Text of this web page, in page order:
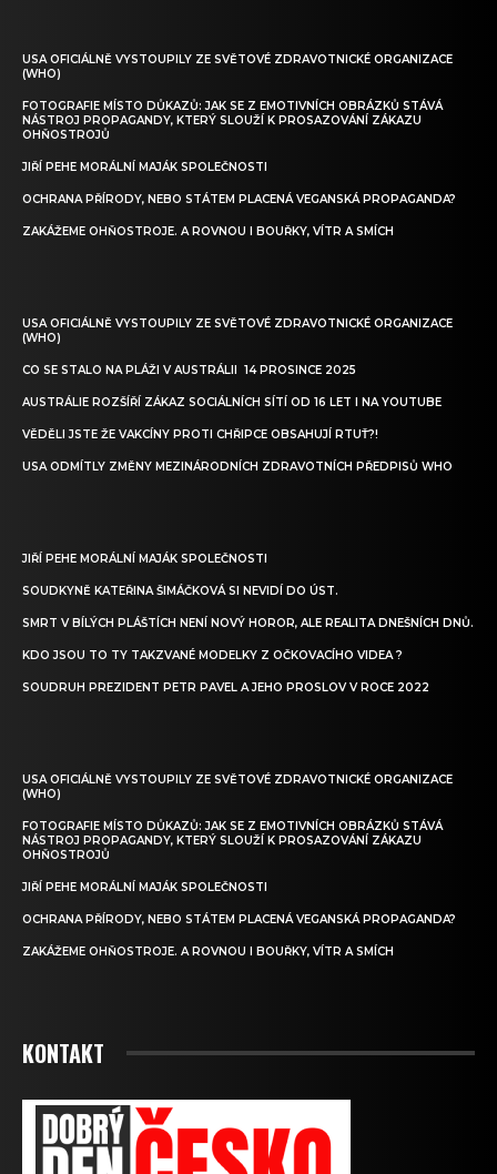
USA OFICIÁLNĚ VYSTOUPILY ZE SVĚTOVÉ ZDRAVOTNICKÉ ORGANIZACE
(WHO)
FOTOGRAFIE MÍSTO DŮKAZŮ: JAK SE Z EMOTIVNÍCH OBRÁZKŮ STÁVÁ
NÁSTROJ PROPAGANDY, KTERÝ SLOUŽÍ K PROSAZOVÁNÍ ZÁKAZU
OHŇOSTROJŮ
JIŘÍ PEHE MORÁLNÍ MAJÁK SPOLEČNOSTI
OCHRANA PŘÍRODY, NEBO STÁTEM PLACENÁ VEGANSKÁ PROPAGANDA?
ZAKÁŽEME OHŇOSTROJE. A ROVNOU I BOUŘKY, VÍTR A SMÍCH
USA OFICIÁLNĚ VYSTOUPILY ZE SVĚTOVÉ ZDRAVOTNICKÉ ORGANIZACE
(WHO)
CO SE STALO NA PLÁŽI V AUSTRÁLII 14 PROSINCE 2025
AUSTRÁLIE ROZŠÍŘÍ ZÁKAZ SOCIÁLNÍCH SÍTÍ OD 16 LET I NA YOUTUBE
VĚDĚLI JSTE ŽE VAKCÍNY PROTI CHŘIPCE OBSAHUJÍ RTUŤ?!
USA ODMÍTLY ZMĚNY MEZINÁRODNÍCH ZDRAVOTNÍCH PŘEDPISŮ WHO
JIŘÍ PEHE MORÁLNÍ MAJÁK SPOLEČNOSTI
SOUDKYNĚ KATEŘINA ŠIMÁČKOVÁ SI NEVIDÍ DO ÚST.
SMRT V BÍLÝCH PLÁŠTÍCH NENÍ NOVÝ HOROR, ALE REALITA DNEŠNÍCH DNŮ.
KDO JSOU TO TY TAKZVANÉ MODELKY Z OČKOVACÍHO VIDEA ?
SOUDRUH PREZIDENT PETR PAVEL A JEHO PROSLOV V ROCE 2022
USA OFICIÁLNĚ VYSTOUPILY ZE SVĚTOVÉ ZDRAVOTNICKÉ ORGANIZACE
(WHO)
FOTOGRAFIE MÍSTO DŮKAZŮ: JAK SE Z EMOTIVNÍCH OBRÁZKŮ STÁVÁ
NÁSTROJ PROPAGANDY, KTERÝ SLOUŽÍ K PROSAZOVÁNÍ ZÁKAZU
OHŇOSTROJŮ
JIŘÍ PEHE MORÁLNÍ MAJÁK SPOLEČNOSTI
OCHRANA PŘÍRODY, NEBO STÁTEM PLACENÁ VEGANSKÁ PROPAGANDA?
ZAKÁŽEME OHŇOSTROJE. A ROVNOU I BOUŘKY, VÍTR A SMÍCH
KONTAKT